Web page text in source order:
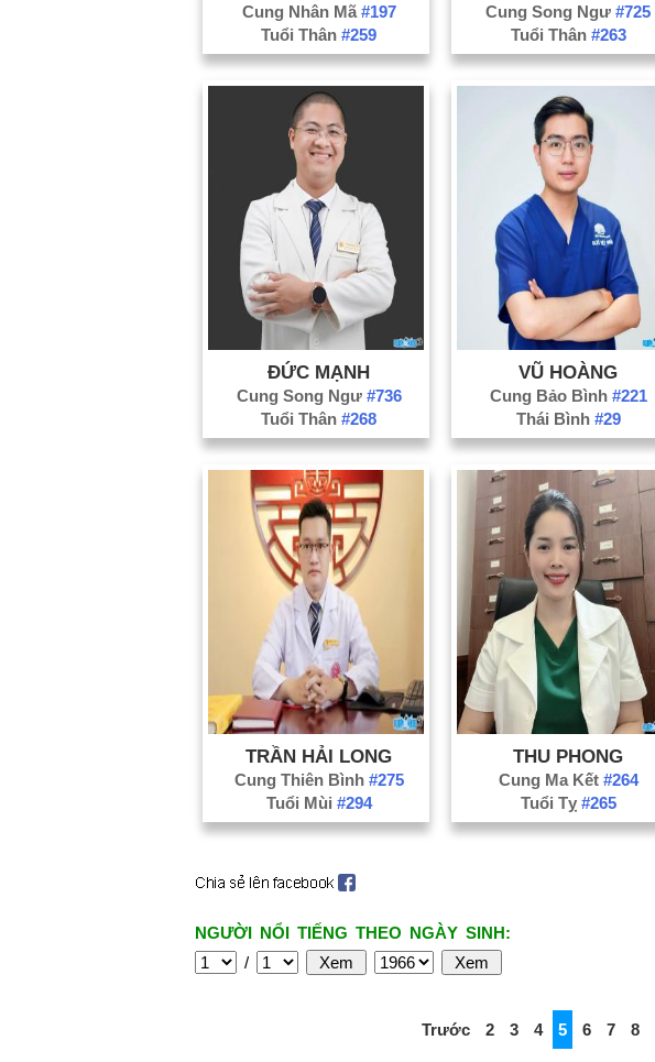
Cung Nhân Mã #197
Tuổi Thân#259
Cung Song Ngư#725
Tuổi Thân #263
ĐỨC MẠNH
Cung Song Ngư #736
Tuổi Thân#268
VŨ HOÀNG
Cung Bảo Bình #221
Thái Bình #29
TRẦN HẢI LONG
Cung Thiên Bình #275
Tuổi Mùi #294
THU PHONG
Cung Ma Kết #264
Tuổi Tỵ #265
NGƯỜI NỔI TIẾNG THEO NGÀY SINH:
/
Trước 2 3 4 5 6 7 8